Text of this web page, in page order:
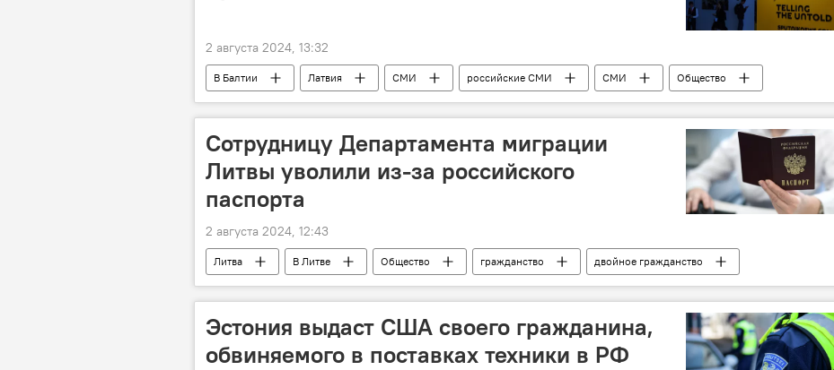
2 августа 2024, 13:32
В Балтии Латвия СМИ российские СМИ СМИ
Общество
Sputnik
телеканал RT Совет Европы
Сотрудницу Департамента миграции
Литвы уволили из-за российского
паспорта
2 августа 2024, 12:43
Литва В Литве Общество гражданство
двойное гражданство
гражданство Литвы
Департамент миграции Литвы россияне Политика
Эстония выдаст США своего гражданина,
обвиняемого в поставках техники в РФ